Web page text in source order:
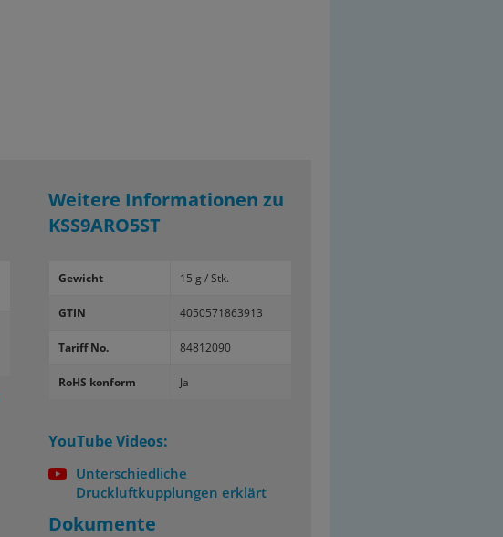
Weitere Informationen zu
KSS9ARO5ST
Gewicht 15 g / Stk.
GTIN 4050571863913
Tariff No. 84812090
RoHS konform Ja
YouTube Videos:
Unterschiedliche
Druckluftkupplungen erklärt
Dokumente